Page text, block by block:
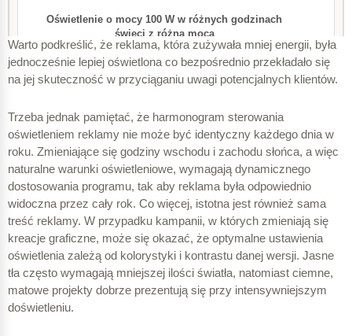
60 % – 60 W
89,00 Wh
100 % – 100 W
148,33 Wh
06:01 – 08:00
Warto podkreślić, że reklama, która zużywała mniej energii, była
jednocześnie lepiej oświetlona co bezpośrednio przekładało się
na jej skuteczność w przyciąganiu uwagi potencjalnych klientów.
Trzeba jednak pamiętać, że harmonogram sterowania
oświetleniem reklamy nie może być identyczny każdego dnia w
roku. Zmieniające się godziny wschodu i zachodu słońca, a więc
naturalne warunki oświetleniowe, wymagają dynamicznego
dostosowania programu, tak aby reklama była odpowiednio
widoczna przez cały rok. Co więcej, istotna jest również sama
treść reklamy. W przypadku kampanii, w których zmieniają się
kreacje graficzne, może się okazać, że optymalne ustawienia
oświetlenia zależą od kolorystyki i kontrastu danej wersji. Jasne
tła często wymagają mniejszej ilości światła, natomiast ciemne,
matowe projekty dobrze prezentują się przy intensywniejszym
doświetleniu.